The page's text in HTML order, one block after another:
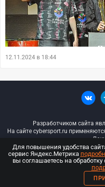
12.11.2024 в 18:44
Разработчиком сайта
На сайте cybersport.ru
© ООО
Для повышения удобства
сервис Яндекс.Метрика
вы соглашаетесь на